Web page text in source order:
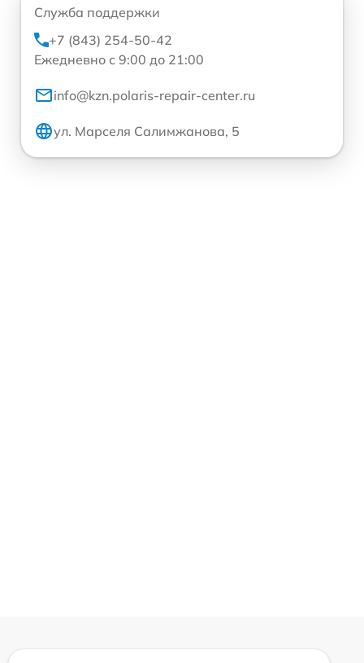
Служба поддержки
+7 (843) 254-50-42
Ежедневно с 9:00 до 21:00
info@kzn.polaris-repair-center.ru
ул. Марселя Салимжанова, 5